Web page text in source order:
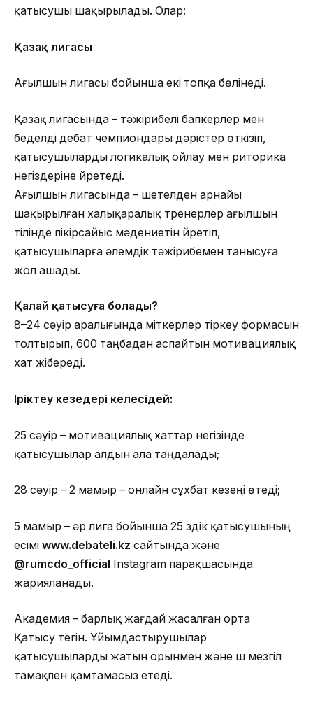
қатысушы шақырылады. Олар:
Қазақ лигасы
Ағылшын лигасы бойынша екі топқа бөлінеді.
Қазақ лигасында – тәжірибелі бапкерлер мен
беделді дебат чемпиондары дәрістер өткізіп,
қатысушыларды логикалық ойлау мен риторика
негіздеріне үйретеді.
Ағылшын лигасында – шетелден арнайы
шақырылған халықаралық тренерлер ағылшын
тілінде пікірсайыс мәдениетін үйретіп,
қатысушыларға әлемдік тәжірибемен танысуға
жол ашады.
Қалай қатысуға болады?
8–24 сәуір аралығында үміткерлер тіркеу формасын
толтырып, 600 таңбадан аспайтын мотивациялық
хат жібереді.
Іріктеу кезеңдері келесідей:
25 сәуір – мотивациялық хаттар негізінде
қатысушылар алдын ала таңдалады;
28 сәуір – 2 мамыр – онлайн сұхбат кезеңі өтеді;
5 мамыр – әр лига бойынша 25 үздік қатысушының
есімі www.debateli.kz сайтында және
@rumcdo_official Instagram парақшасында
жарияланады.
Академия – барлық жағдай жасалған орта
Қатысу тегін. Ұйымдастырушылар
қатысушыларды жатын орынмен және үш мезгіл
тамақпен қамтамасыз етеді.